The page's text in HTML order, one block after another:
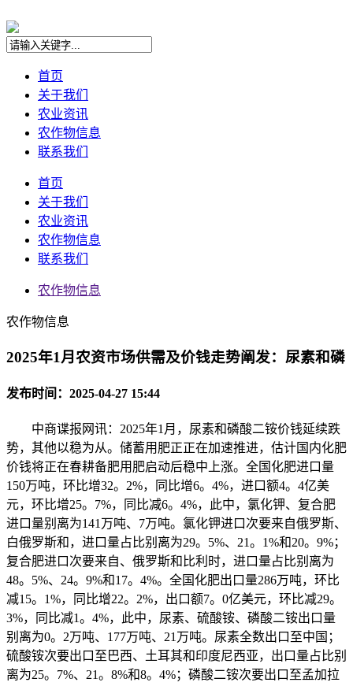
首页
关于我们
农业资讯
农作物信息
联系我们
首页
关于我们
农业资讯
农作物信息
联系我们
农作物信息
农作物信息
2025年1月农资市场供需及价钱走势阐发：尿素和磷
发布时间：2025-04-27 15:44
中商谍报网讯：2025年1月，尿素和磷酸二铵价钱延续跌
势，其他以稳为从。储蓄用肥正正在加速推进，估计国内化肥
价钱将正在春耕备肥用肥启动后稳中上涨。全国化肥进口量
150万吨，环比增32。2%，同比增6。4%，进口额4。4亿美
元，环比增25。7%，同比减6。4%，此中，氯化钾、复合肥
进口量别离为141万吨、7万吨。氯化钾进口次要来自俄罗斯、
白俄罗斯和，进口量占比别离为29。5%、21。1%和20。9%；
复合肥进口次要来自、俄罗斯和比利时，进口量占比别离为
48。5%、24。9%和17。4%。全国化肥出口量286万吨，环比
减15。1%，同比增22。2%，出口额7。0亿美元，环比减29。
3%，同比减1。4%，此中，尿素、硫酸铵、磷酸二铵出口量
别离为0。2万吨、177万吨、21万吨。尿素全数出口至中国；
硫酸铵次要出口至巴西、土耳其和印度尼西亚，出口量占比别
离为25。7%、21。8%和8。4%；磷酸二铵次要出口至孟加拉